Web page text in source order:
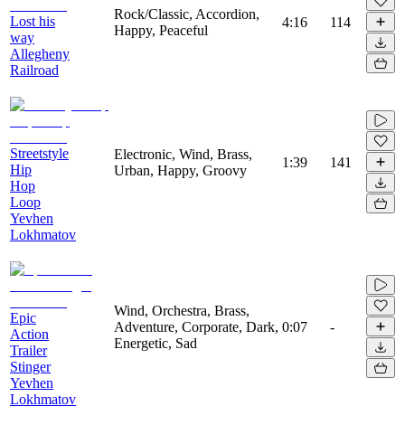
Lost his
way
Allegheny
Railroad
Rock/Classic, Accordion,
Happy, Peaceful
4:16 114
Streetstyle
Hip
Hop
Loop
Yevhen
Lokhmatov
Electronic, Wind, Brass,
Urban, Happy, Groovy
1:39 141
Epic
Action
Trailer
Stinger
Yevhen
Lokhmatov
Wind, Orchestra, Brass,
Adventure, Corporate, Dark,
Energetic, Sad
0:07 -